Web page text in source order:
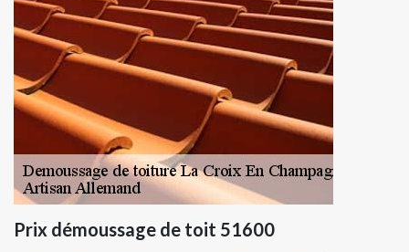
Prix démoussage de toit 51600